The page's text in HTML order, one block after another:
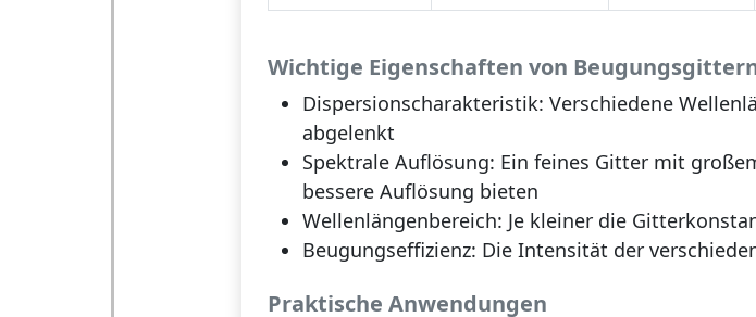
Wichtige Eigenschaften von
Dispersionscharakteristik: Verschiedene
abgelenkt
Spektrale Auflösung: Ein feines Gitter mit
bessere Auflösung bieten
Wellenlängenbereich: Je kleiner die
Beugungseffizienz: Die Intensität der
Praktische Anwendungen